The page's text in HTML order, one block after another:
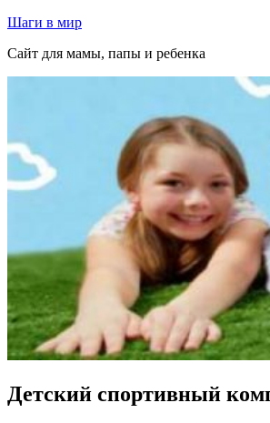
Перейти
содержимому
Шаги в мир
Сайт для мамы, папы и ребенка
Детский спортивный